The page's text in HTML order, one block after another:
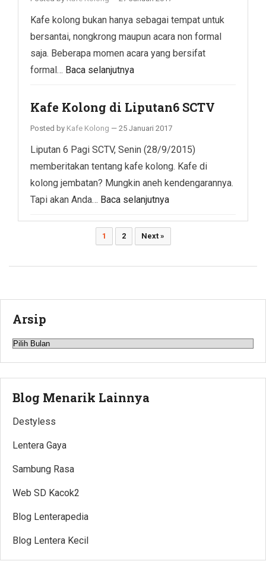
Kafe kolong bukan hanya sebagai tempat untuk
bersantai, nongkrong maupun acara non formal
saja. Beberapa momen acara yang bersifat
formal… Baca selanjutnya
Kafe Kolong di Liputan6 SCTV
Posted by Kafe Kolong — 25 Januari 2017
Liputan 6 Pagi SCTV, Senin (28/9/2015)
memberitakan tentang kafe kolong. Kafe di
kolong jembatan? Mungkin aneh kendengarannya.
Tapi akan Anda… Baca selanjutnya
1 2 Next »
Arsip
Arsip
Blog Menarik Lainnya
Destyless
Lentera Gaya
Sambung Rasa
Web SD Kacok2
Blog Lenterapedia
Blog Lentera Kecil